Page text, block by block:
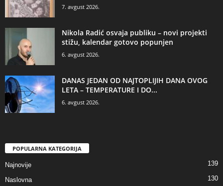
7. avgust 2026.
Nikola Radić osvaja publiku – novi projekti
stižu, kalendar gotovo popunjen
6. avgust 2026.
DANAS JEDAN OD NAJTOPLIJIH DANA OVOG
LETA – TEMPERATURE I DO...
6. avgust 2026.
POPULARNA KATEGORIJA
Najnovije 139
Naslovna 130